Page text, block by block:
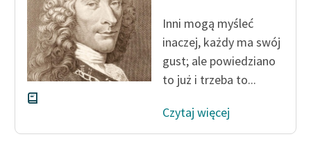
Inni mogą myśleć
inaczej, każdy ma swój
gust; ale powiedziano
to już i trzeba to...
Czytaj więcej